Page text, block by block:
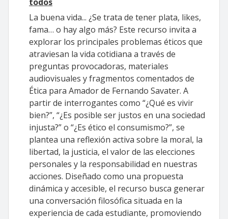
La buena vida... ¿Se trata de tener plata, likes,
fama… o hay algo más? Este recurso invita a
explorar los principales problemas éticos que
atraviesan la vida cotidiana a través de
preguntas provocadoras, materiales
audiovisuales y fragmentos comentados de
Ética para Amador de Fernando Savater. A
partir de interrogantes como “¿Qué es vivir
bien?”, “¿Es posible ser justos en una sociedad
injusta?” o “¿Es ético el consumismo?”, se
plantea una reflexión activa sobre la moral, la
libertad, la justicia, el valor de las elecciones
personales y la responsabilidad en nuestras
acciones. Diseñado como una propuesta
dinámica y accesible, el recurso busca generar
una conversación filosófica situada en la
experiencia de cada estudiante, promoviendo